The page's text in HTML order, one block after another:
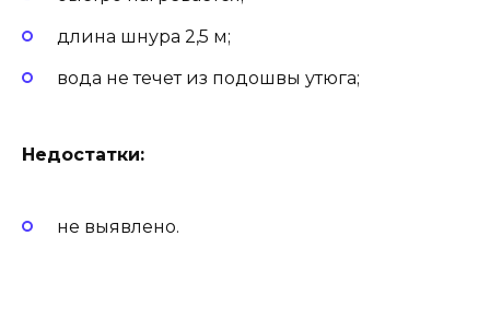
длина шнура 2,5 м;
вода не течет из подошвы утюга;
Недостатки:
не выявлено.